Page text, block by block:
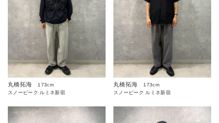
丸橋拓海
173cm
スノーピーク ルミネ新宿
丸橋拓海
173cm
スノーピーク ルミネ新宿